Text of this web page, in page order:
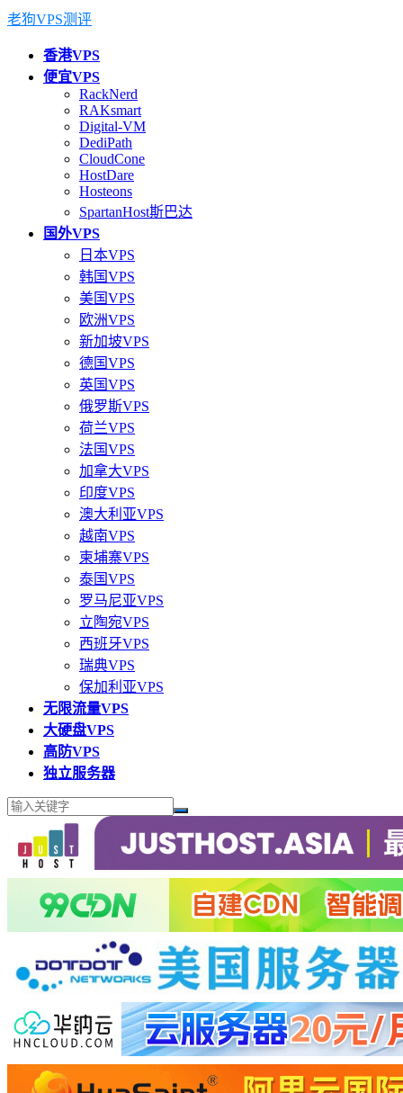
老狗VPS测评
香港VPS
便宜VPS
RackNerd
RAKsmart
Digital-VM
DediPath
CloudCone
HostDare
Hosteons
SpartanHost斯巴达
国外VPS
日本VPS
韩国VPS
美国VPS
欧洲VPS
新加坡VPS
德国VPS
英国VPS
俄罗斯VPS
荷兰VPS
法国VPS
加拿大VPS
印度VPS
澳大利亚VPS
越南VPS
柬埔寨VPS
泰国VPS
罗马尼亚VPS
立陶宛VPS
西班牙VPS
瑞典VPS
保加利亚VPS
无限流量VPS
大硬盘VPS
高防VPS
独立服务器